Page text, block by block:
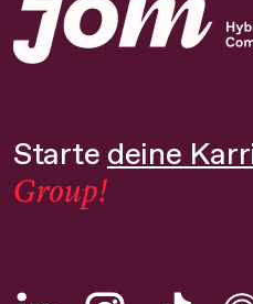
Starte deine
Group!